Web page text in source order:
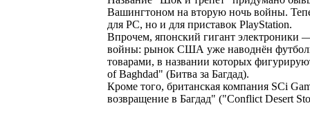
Вашингтоном на вторую ночь войны.
для РС, но и для приставок PlayStation.
Впрочем, японский гигант электроники
войны: рынок США уже наводнён
товарами, в названии которых
of Baghdad" (Битва за Багдад).
Кроме того, британская компания SCi
возвращение в Багдад" ("Conflict Desert